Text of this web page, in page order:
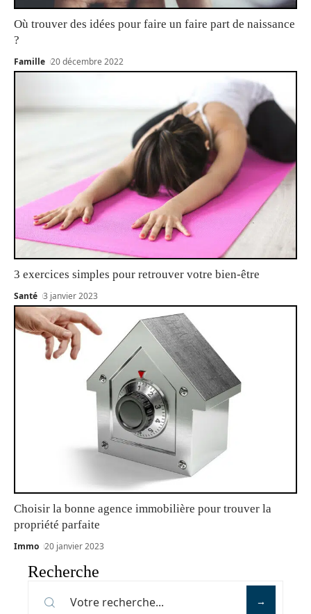
Où trouver des idées pour faire un faire part de naissance
?
Famille 20 décembre 2022
3 exercices simples pour retrouver votre bien-être
Santé 3 janvier 2023
Choisir la bonne agence immobilière pour trouver la
propriété parfaite
Immo 20 janvier 2023
Recherche